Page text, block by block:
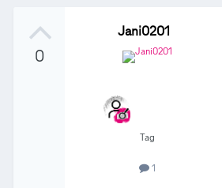
0
Jani0201
Tag
1